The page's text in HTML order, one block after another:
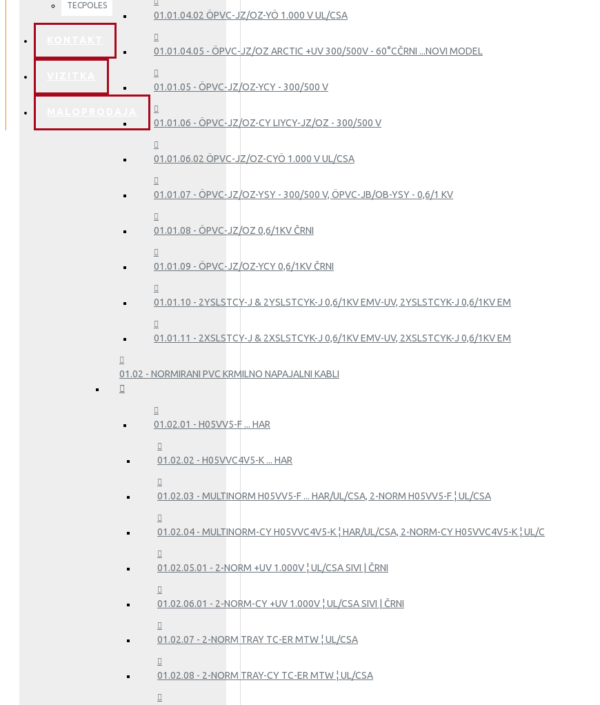
TECPOLES
01.01.04.02 ÖPVC-JZ/OZ-YÖ 1.000 V UL/CSA
01.01.04.05 - ÖPVC-JZ/OZ ARCTIC +UV 300/500V - 60°CČRNI ...NOVI MODEL
01.01.05 - ÖPVC-JZ/OZ-YCY - 300/500 V
01.01.06 - ÖPVC-JZ/OZ-CY LIYCY-JZ/OZ - 300/500 V
01.01.06.02 ÖPVC-JZ/OZ-CYÖ 1.000 V UL/CSA
01.01.07 - ÖPVC-JZ/OZ-YSY - 300/500 V, ÖPVC-JB/OB-YSY - 0,6/1 KV
01.01.08 - ÖPVC-JZ/OZ 0,6/1KV ČRNI
01.01.09 - ÖPVC-JZ/OZ-YCY 0,6/1KV ČRNI
01.01.10 - 2YSLSTCY-J & 2YSLSTCYK-J 0,6/1KV EMV-UV, 2YSLSTCYK-J 0,6/1KV EM
01.01.11 - 2XSLSTCY-J & 2XSLSTCYK-J 0,6/1KV EMV-UV, 2XSLSTCYK-J 0,6/1KV EM
01.02 - NORMIRANI PVC KRMILNO NAPAJALNI KABLI
01.02.01 - H05VV5-F ... HAR
01.02.02 - H05VVC4V5-K ... HAR
01.02.03 - MULTINORM H05VV5-F ... HAR/UL/CSA, 2-NORM H05VV5-F ¦ UL/CSA
01.02.04 - MULTINORM-CY H05VVC4V5-K ¦ HAR/UL/CSA, 2-NORM-CY H05VVC4V5-K ¦ UL/C
01.02.05.01 - 2-NORM +UV 1.000V ¦ UL/CSA SIVI | ČRNI
01.02.06.01 - 2-NORM-CY +UV 1.000V ¦ UL/CSA SIVI | ČRNI
01.02.07 - 2-NORM TRAY TC-ER MTW ¦ UL/CSA
01.02.08 - 2-NORM TRAY-CY TC-ER MTW ¦ UL/CSA